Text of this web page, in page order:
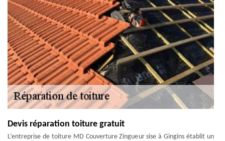
Devis réparation toiture gratuit
L’entreprise de toiture MD Couverture Zingueur sise à Gingins établit un